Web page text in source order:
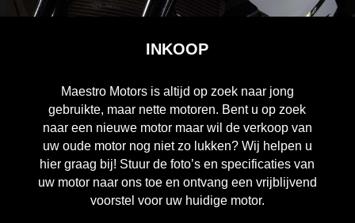
INKOOP
Maestro Motors is altijd op zoek naar jong
gebruikte, maar nette motoren. Bent u op zoek
naar een nieuwe motor maar wil de verkoop van
uw oude motor nog niet zo lukken? Wij helpen u
hier graag bij! Stuur de foto’s en specificaties van
uw motor naar ons toe en ontvang een vrijblijvend
voorstel voor uw huidige motor.